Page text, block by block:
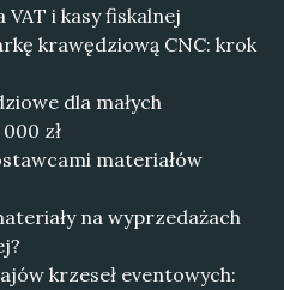
i kasy fiskalnej
krawędziową CNC: krok
dla małych
zł
materiałów
na wyprzedażach
krzeseł eventowych: